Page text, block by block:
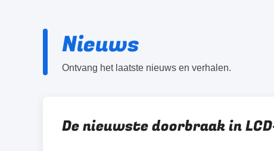
Nieuws
Ontvang het laatste nieuws en verhalen.
De nieuwste doorbraak in